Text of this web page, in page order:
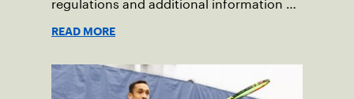
regulations and additional information on
READ MORE